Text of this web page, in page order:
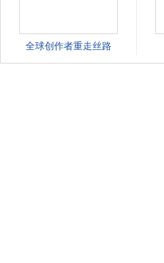
全球创作者重走丝路